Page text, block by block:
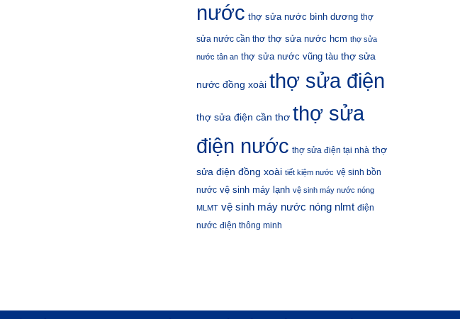
nước thợ sửa nước bình dương thợ
sửa nước cần thơ thợ sửa nước hcm thợ sửa
nước tân an thợ sửa nước vũng tàu thợ sửa
nước đồng xoài thợ sửa điện
thợ sửa điện cần thơ thợ sửa
điện nước thợ sửa điện tại nhà thợ
sửa điện đồng xoài tiết kiệm nước vệ sinh bồn
nước vệ sinh máy lạnh vệ sinh máy nước nóng
MLMT vệ sinh máy nước nóng nlmt điện
nước điện thông minh